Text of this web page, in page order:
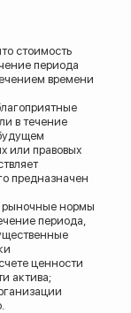
стоимость
периода
времени
в течение
или правовых
предназначен
рыночные нормы
периода,
ценности
актива;